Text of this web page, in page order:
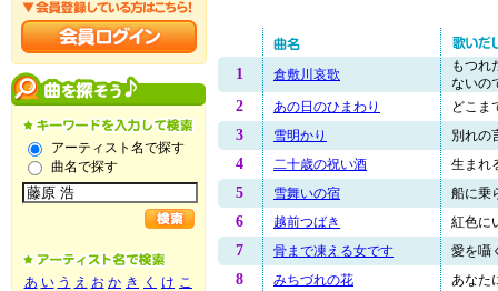
アーティスト名で探す
曲名で探す
あ い う え お か き く け こ
1 倉敷川哀歌
もつれ
ないの
2 あの日のひまわり どこま
3 雪明かり 別れの
4 二十歳の祝い酒 生まれ
5 雪舞いの宿 船に乗
6 越前つばき 紅色に
7 骨まで凍える女です 愛を囁
8 みちづれの花 あなた